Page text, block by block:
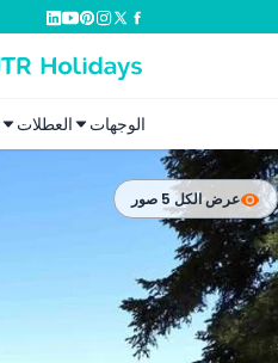
الوجهات العطلات
عرض الكل 5 صور